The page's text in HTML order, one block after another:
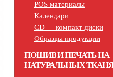
POS материалы
Календари
СD — компакт диски
Образцы продукции
ПОШИВ И ПЕЧАТЬ НА
НАТУРАЛЬНЫХ